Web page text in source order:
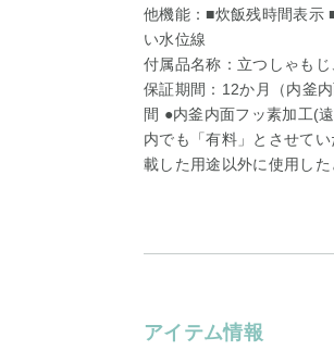
他機能：■炊飯残時間表示
い水位線
付属品名称：立つしゃも
保証期間：12か月（内釜
間 ●内釜内面フッ素加工(
内でも「有料」とさせて
載した用途以外に使用し
アイテム情報